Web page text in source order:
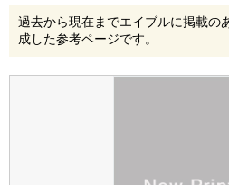
過去から現在までエイブルに掲載の
成した参考ページです。